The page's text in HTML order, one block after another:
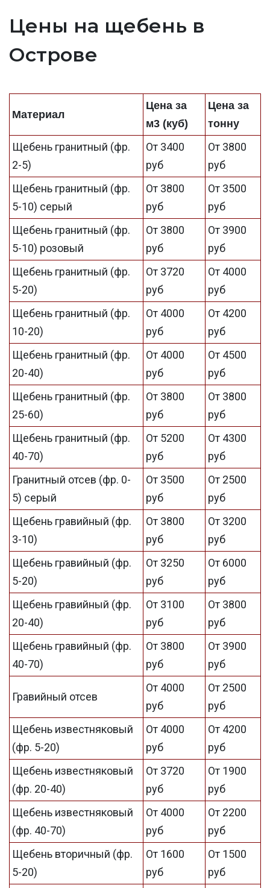
Цены на щебень в
Острове
Материал
Цена за
м3 (куб)
Цена за
тонну
Щебень гранитный (фр.
2-5)
От 3400
руб
От 3800
руб
Щебень гранитный (фр.
5-10) серый
От 3800
руб
От 3500
руб
Щебень гранитный (фр.
5-10) розовый
От 3800
руб
От 3900
руб
Щебень гранитный (фр.
5-20)
От 3720
руб
От 4000
руб
Щебень гранитный (фр.
10-20)
От 4000
руб
От 4200
руб
Щебень гранитный (фр.
20-40)
От 4000
руб
От 4500
руб
Щебень гранитный (фр.
25-60)
От 3800
руб
От 3800
руб
Щебень гранитный (фр.
40-70)
От 5200
руб
От 4300
руб
Гранитный отсев (фр. 0-
5) серый
От 3500
руб
От 2500
руб
Щебень гравийный (фр.
3-10)
От 3800
руб
От 3200
руб
Щебень гравийный (фр.
5-20)
От 3250
руб
От 6000
руб
Щебень гравийный (фр.
20-40)
От 3100
руб
От 3800
руб
Щебень гравийный (фр.
40-70)
От 3800
руб
От 3900
руб
Гравийный отсев
От 4000
руб
От 2500
руб
Щебень известняковый
(фр. 5-20)
От 4000
руб
От 4200
руб
Щебень известняковый
(фр. 20-40)
От 3720
руб
От 1900
руб
Щебень известняковый
(фр. 40-70)
От 4000
руб
От 2200
руб
Щебень вторичный (фр.
5-20)
От 1600
руб
От 1500
руб